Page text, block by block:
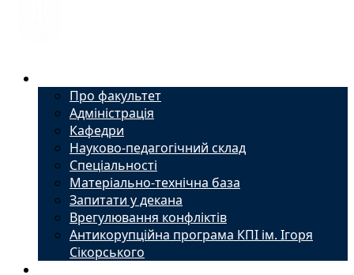
Про факультет
Адміністрація
Кафедри
Науково-педагогічний склад
Спеціальності
Матеріально-технічна база
Запитати у декана
Врегулювання конфліктів
Антикорупційна програма КПІ ім. Ігоря
Сікорського